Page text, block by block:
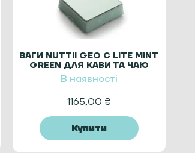
ВАГИ NUTTII GEO C LITE MINT
GREEN ДЛЯ КАВИ ТА ЧАЮ
В наявності
1165,00 ₴
Купити